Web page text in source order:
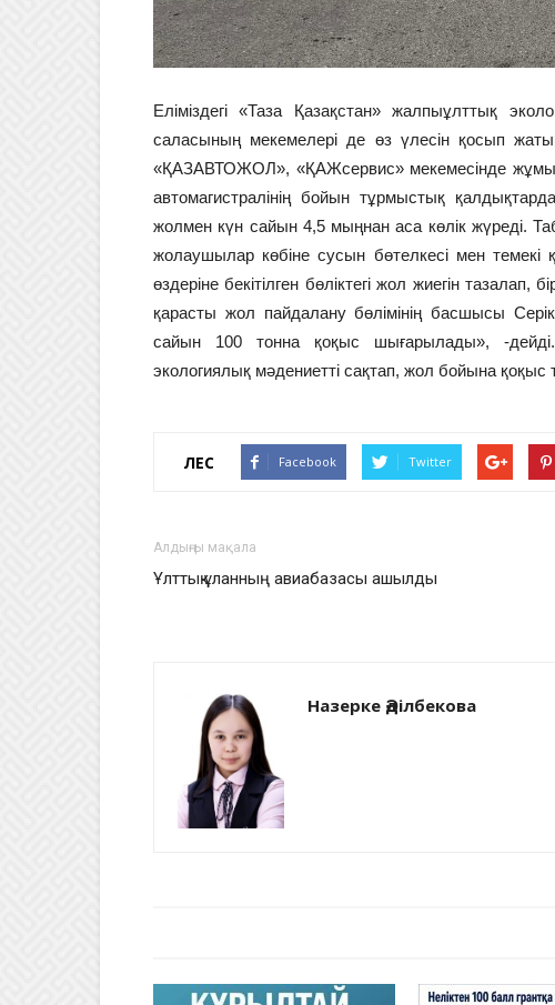
Еліміздегі «Таза Қазақстан» жалпыұлттық
саласының мекемелері де өз үлесін қосып
«ҚАЗАВТОЖОЛ», «ҚАЖсервис» мекемесінде
автомагистралінің бойын тұрмыстық
жолмен күн сайын 4,5 мыңнан аса көлік жүреді.
жолаушылар көбіне сусын бөтелкесі мен темекі
өздеріне бекітілген бөліктегі жол жиегін
қарасты жол пайдалану бөлімінің басшысы
сайын 100 тонна қоқыс шығарылады», -
экологиялық мәдениетті сақтап, жол бойына
ҮЛЕС Facebook Twitter
Алдыңғы мақала
Ұлттық ұланның авиабазасы ашылды
Назерке Әділбекова